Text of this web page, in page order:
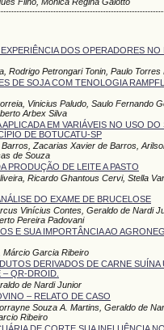
DOS OPERADORES
Rodrigo Petrongari Tonin, Paulo Torres
DE SOJA COM TENOLOGIA
Vinicius Paludo, Saulo Fernando
Arbex Silva
APLICADA EM VARIÁVEIS NO USO
DE BOTUCATU-SP
Zacarias Xavier de Barros,
de Souza
PRODUÇÃO DE LEITE A PASTO
Ricardo Ghantous Cervi, Stella
DO EXAME DE BRUCELOSE
Vinícius Contes, Geraldo de Nardi
Pereira Padovani
E SUA IMPORTÂNCIA AO
Márcio Garcia Ribeiro
DERIVADOS DE CARNE
QR-DROID.
de Nardi Junior
– RELATO DE CASO
Souza A. Martins, Geraldo de
Ribeiro